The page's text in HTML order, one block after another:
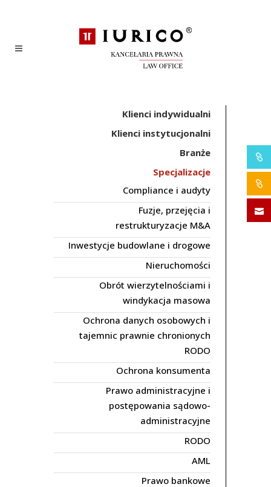
Klienci indywidualni
Klienci instytucjonalni
Branże
Specjalizacje
Compliance i audyty
Fuzje, przejęcia i
restrukturyzacje M&A
Inwestycje budowlane i drogowe
Nieruchomości
Obrót wierzytelnościami i
windykacja masowa
Ochrona danych osobowych i
tajemnic prawnie chronionych
RODO
Ochrona konsumenta
Prawo administracyjne i
postępowania sądowo-
administracyjne
RODO
AML
Prawo bankowe